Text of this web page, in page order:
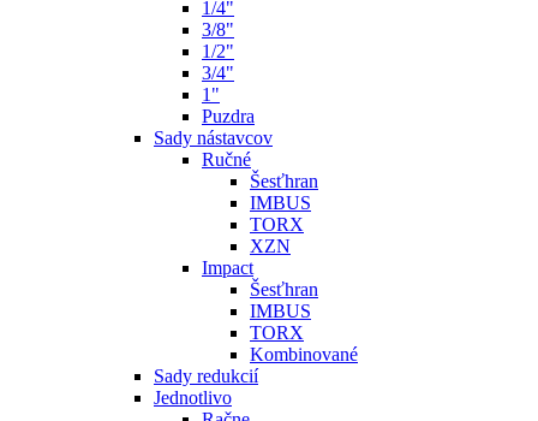
1/4"
3/8"
1/2"
3/4"
1"
Puzdra
Sady nástavcov
Ručné
Šesťhran
IMBUS
TORX
XZN
Impact
Šesťhran
IMBUS
TORX
Kombinované
Sady redukcií
Jednotlivo